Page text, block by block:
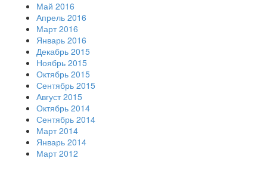
Май 2016
Апрель 2016
Март 2016
Январь 2016
Декабрь 2015
Ноябрь 2015
Октябрь 2015
Сентябрь 2015
Август 2015
Октябрь 2014
Сентябрь 2014
Март 2014
Январь 2014
Март 2012